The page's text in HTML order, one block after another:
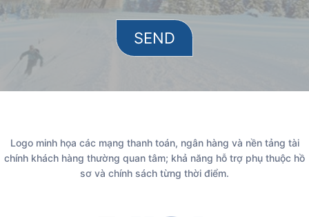
Logo minh họa các mạng thanh toán, ngân hàng và nền tảng tài
chính khách hàng thường quan tâm; khả năng hỗ trợ phụ thuộc hồ
sơ và chính sách từng thời điểm.